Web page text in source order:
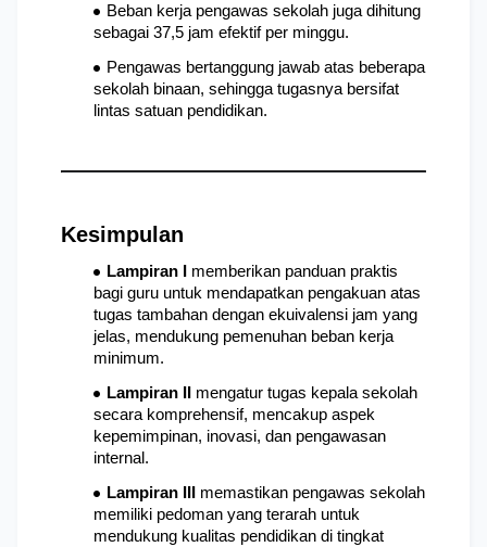
Beban kerja pengawas sekolah juga dihitung
sebagai 37,5 jam efektif per minggu.
Pengawas bertanggung jawab atas beberapa
sekolah binaan, sehingga tugasnya bersifat
lintas satuan pendidikan.
Kesimpulan
Lampiran I memberikan panduan praktis
bagi guru untuk mendapatkan pengakuan atas
tugas tambahan dengan ekuivalensi jam yang
jelas, mendukung pemenuhan beban kerja
minimum.
Lampiran II mengatur tugas kepala sekolah
secara komprehensif, mencakup aspek
kepemimpinan, inovasi, dan pengawasan
internal.
Lampiran III memastikan pengawas sekolah
memiliki pedoman yang terarah untuk
mendukung kualitas pendidikan di tingkat